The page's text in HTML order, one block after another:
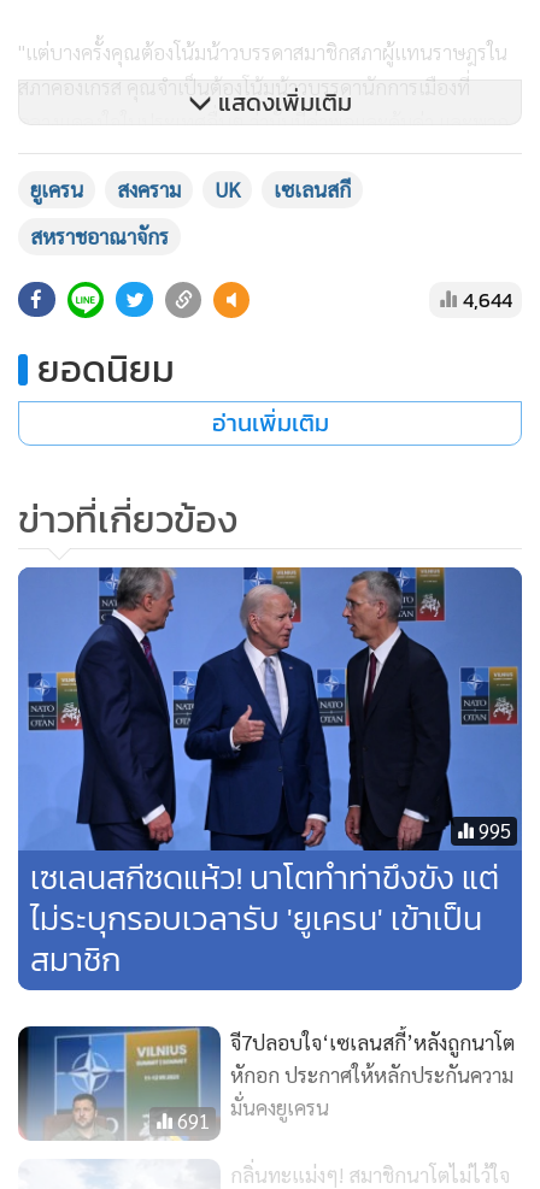
"แต่บางครั้งคุณต้องโน้มน้าวบรรดาสมาชิกสภาผู้แทนราษฎรใน
สภาคองเกรส คุณจำเป็นต้องโน้มน้าวบรรดานักการเมืองที่
คลางแคลงใจในประเทศอื่นๆ ว่ามันมีค่าพอและคุ้มค่า และพวก
เขาจะได้อะไรบางอย่างจากมัน" เขากล่าว
วอลเลซ ได้เท้าความว่าครั้งที่ได้รับรายชื่ออาวุธที่ยูเครนร้องขอมา
"ผมไม่ใช่แอมะซอน"
เมื่อถูกสอบถามเกี่ยวกับคำพูดของวอลเลซ ทางนายกรัฐมนตรีซู
แน็ก พยายามสยบรอยร้าว โดยบอกว่าเซเลนสกี "ได้แสดงออกถึง
ความซาบซึ้งใจในสิ่งที่เราทำ ในหลายๆโอกาส ไม่ใช่แค่ตอนกล่าว
ครั้งกับผม นอกจากนี้ เขายังทำเช่นนั้นอีกหลายครั้งนับไม่ถ้วน
ในทุกครั้งที่ผมพบเจอกับเขา" ซูแน็กกล่าวกับผู้สื่อข่าวในกรุงวินี
อัส
"ผมรู้ว่าเขาและประชาชนของเขารู้สึกขอบคุณอย่างสุดซึ้งต้อง
แรงสนับสนุนที่เราแสดงออก รู้สึกยินดีต่อสิ่งที่เรามอบให้
ครอบครัวชาวยูเครนมากมาย เช่นเดียวกับความเป็นผู้นำที่เรา
แสดงออกตลอดความขัดแย้งนี้" นายกรัฐมนตรีสหราชอาณาจักร
เซเลนสกี ถูกถามเกี่ยวกับความเห็นของ วอลเลซ เช่นกัน ระหว่าง
การแถลงข่าวในที่ประชุมซัมมิต และเขาตอบกลับด้วยอารมณ์
ฉุนเฉียว "ผมเชื่อว่าเรารู้คุณสหราชอาณาจักรมาตลอด เรา
ขอบคุณนายกรัฐมนตรีและกระทรวงกลาโหมเสมอมา" เขาบอก
กับผู้สื่อข่าว พร้อมกับขอบคุณประชาชนชาวสหราชอาณาจักร
สำหรับแรงสนับสนุนและขอบคุณรัฐบาลสำหรับความร่วมมือใกล้
ชิด
ก่อนหน้านี้ในวันเดียวกัน ซึ่งเป็นวันที่ 2 ของการประชุมซัมมิตนา
โต บรรดาผู้นำกลุ่มจี 7 รับปากมอบแรงสนับสนุนทางทหารระยะ
แสดงเพิ่มเติม
ยูเครน สงคราม UK
เซเลนสกี
สหราชอาณาจักร
4,644
ยอดนิยม
อ่านเพิ่มเติม
ข่าวที่เกี่ยวข้อง
995
เซเลนสกีซดแห้ว! นาโตทำท่าขึงขัง แต่
ไม่ระบุกรอบเวลารับ 'ยูเครน' เข้าเป็น
สมาชิก
691
จี7ปลอบใจ‘เซเลนสกี้’หลังถูกนาโต
หักอก ประกาศให้หลักประกันความ
มั่นคงยูเครน
กลิ่นทะแม่งๆ! สมาชิกนาโตไม่ไว้ใจ